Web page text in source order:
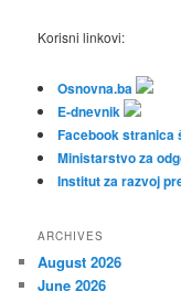
Korisni linkovi:
Osnovna.ba
E-dnevnik
Facebook stranica
Ministarstvo za
Institut za razvoj
ARCHIVES
August 2026
June 2026